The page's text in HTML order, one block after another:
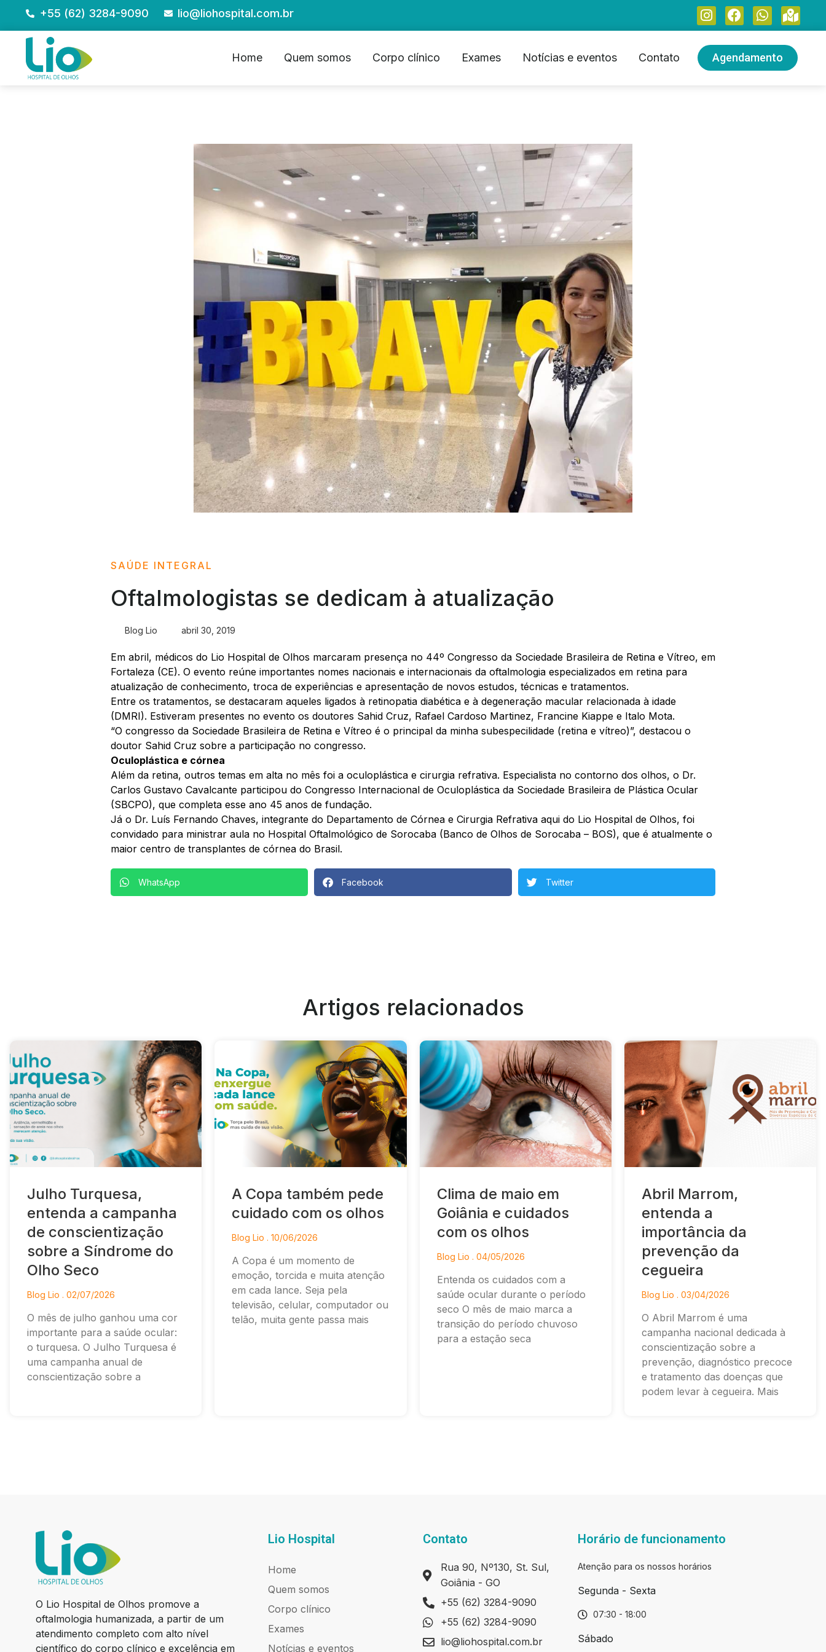
+55 (62) 3284-9090 lio@liohospital.com.br
Home Quem somos Corpo clínico Exames Notícias e eventos Contato Agendamento
SAÚDE INTEGRAL
Oftalmologistas se dedicam à atualização
Blog Lio abril 30, 2019
Em abril, médicos do Lio Hospital de Olhos marcaram presença no 44º Congresso da Sociedade Brasileira de Retina e Vítreo, em
Fortaleza (CE). O evento reúne importantes nomes nacionais e internacionais da oftalmologia especializados em retina para
atualização de conhecimento, troca de experiências e apresentação de novos estudos, técnicas e tratamentos.
Entre os tratamentos, se destacaram aqueles ligados à retinopatia diabética e à degeneração macular relacionada à idade
(DMRI). Estiveram presentes no evento os doutores Sahid Cruz, Rafael Cardoso Martinez, Francine Kiappe e Italo Mota.
“O congresso da Sociedade Brasileira de Retina e Vítreo é o principal da minha subespecilidade (retina e vítreo)”, destacou o
doutor Sahid Cruz sobre a participação no congresso.
Oculoplástica e córnea
Além da retina, outros temas em alta no mês foi a oculoplástica e cirurgia refrativa. Especialista no contorno dos olhos, o Dr.
Carlos Gustavo Cavalcante participou do Congresso Internacional de Oculoplástica da Sociedade Brasileira de Plástica Ocular
(SBCPO), que completa esse ano 45 anos de fundação.⠀⠀
Já o Dr. Luís Fernando Chaves, integrante do Departamento de Córnea e Cirurgia Refrativa aqui do Lio Hospital de Olhos, foi
convidado para ministrar aula no Hospital Oftalmológico de Sorocaba (Banco de Olhos de Sorocaba – BOS), que é atualmente o
maior centro de transplantes de córnea do Brasil.
WhatsApp Facebook Twitter
Artigos relacionados
Julho Turquesa,
entenda a campanha
de conscientização
sobre a Síndrome do
Olho Seco
Blog Lio 02/07/2026
O mês de julho ganhou uma cor
importante para a saúde ocular:
o turquesa. O Julho Turquesa é
uma campanha anual de
conscientização sobre a
A Copa também pede
cuidado com os olhos
Blog Lio 10/06/2026
A Copa é um momento de
emoção, torcida e muita atenção
em cada lance. Seja pela
televisão, celular, computador ou
telão, muita gente passa mais
Clima de maio em
Goiânia e cuidados
com os olhos
Blog Lio 04/05/2026
Entenda os cuidados com a
saúde ocular durante o período
seco O mês de maio marca a
transição do período chuvoso
para a estação seca
Abril Marrom,
entenda a
importância da
prevenção da
cegueira
Blog Lio 03/04/2026
O Abril Marrom é uma
campanha nacional dedicada à
conscientização sobre a
prevenção, diagnóstico precoce
e tratamento das doenças que
podem levar à cegueira. Mais
O Lio Hospital de Olhos promove a
oftalmologia humanizada, a partir de um
atendimento completo com alto nível
científico do corpo clínico e excelência em
Lio Hospital
Home
Quem somos
Corpo clínico
Exames
Notícias e eventos
Contato
Rua 90, Nº130, St. Sul,
Goiânia - GO
+55 (62) 3284-9090
+55 (62) 3284-9090
lio@liohospital.com.br
Horário de funcionamento
Atenção para os nossos horários
Segunda - Sexta
07:30 - 18:00
Sábado